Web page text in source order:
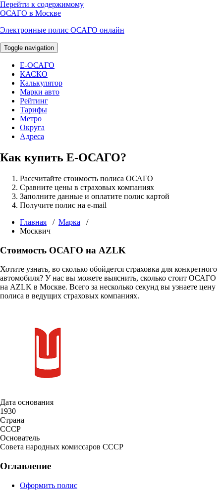
Перейти к содержимому
ОСАГО в Москве
Электронные полис ОСАГО онлайн
Toggle navigation
E-ОСАГО
КАСКО
Калькулятор
Марки авто
Рейтинг
Тарифы
Метро
Округа
Адреса
Как купить Е-ОСАГО?
Рассчитайте стоимость полиса ОСАГО
Сравните цены в страховых компаниях
Заполните данные и оплатите полис картой
Получите полис на e-mail
Главная / Марка /
Москвич
Стоимость ОСАГО на AZLK
Хотите узнать, во сколько обойдется страховка для конкретного
автомобиля? У нас вы можете выяснить, сколько стоит ОСАГО
на AZLK в Москве. Всего за несколько секунд вы узнаете цену
полиса в ведущих страховых компаниях.
Дата основания
1930
Страна
СССР
Основатель
Совета народных комиссаров СССР
Оглавление
Оформить полис